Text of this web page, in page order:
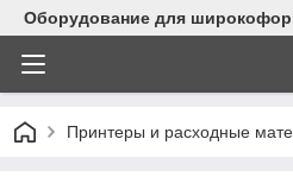
Оборудование для
Принтеры и расходные